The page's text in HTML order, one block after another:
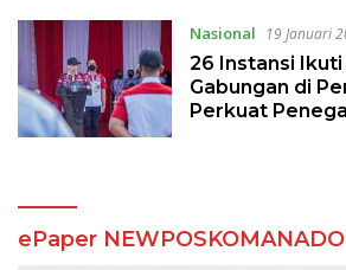
Nasional 19 Januari
26 Instansi
Gabungan di
Perkuat
ePaper NEWPOSKOMANADO